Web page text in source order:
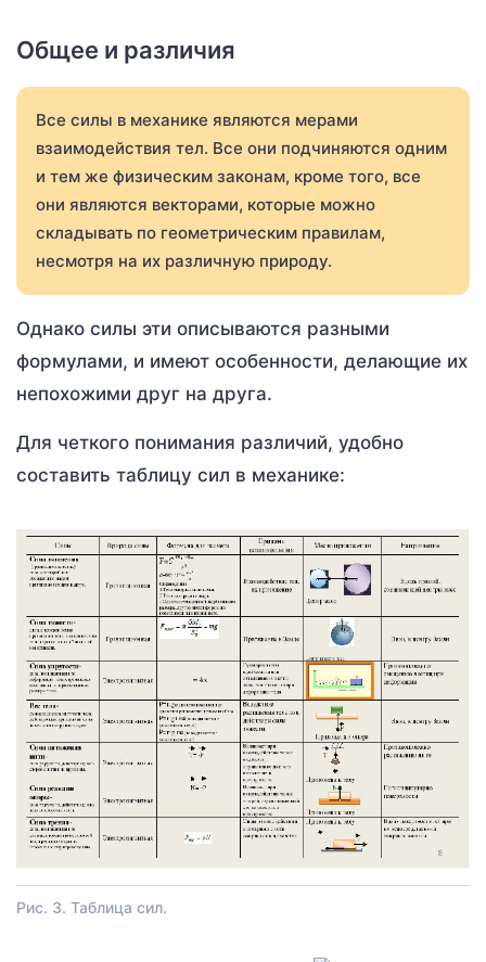
Общее и различия
Все силы в механике являются мерами
взаимодействия тел. Все они подчиняются одним
и тем же физическим законам, кроме того, все
они являются векторами, которые можно
складывать по геометрическим правилам,
несмотря на их различную природу.
Однако силы эти описываются разными
формулами, и имеют особенности, делающие их
непохожими друг на друга.
Для четкого понимания различий, удобно
составить таблицу сил в механике:
Рис. 3. Таблица сил.